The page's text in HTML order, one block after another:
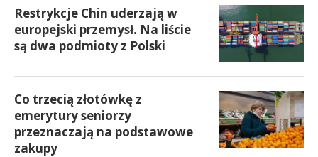
Restrykcje Chin uderzają w
europejski przemysł. Na liście
są dwa podmioty z Polski
Co trzecią złotówkę z
emerytury seniorzy
przeznaczają na podstawowe
zakupy